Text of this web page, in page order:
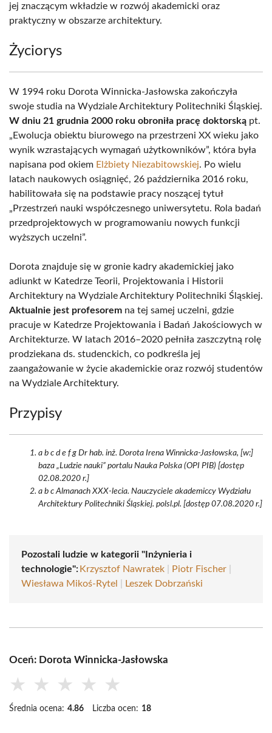
jej znaczącym wkładzie w rozwój akademicki oraz
praktyczny w obszarze architektury.
Życiorys
W 1994 roku Dorota Winnicka-Jasłowska zakończyła
swoje studia na Wydziale Architektury Politechniki Śląskiej.
W dniu 21 grudnia 2000 roku obroniła pracę doktorską pt.
„Ewolucja obiektu biurowego na przestrzeni XX wieku jako
wynik wzrastających wymagań użytkowników”, która była
napisana pod okiem Elżbiety Niezabitowskiej. Po wielu
latach naukowych osiągnięć, 26 października 2016 roku,
habilitowała się na podstawie pracy noszącej tytuł
„Przestrzeń nauki współczesnego uniwersytetu. Rola badań
przedprojektowych w programowaniu nowych funkcji
wyższych uczelni”.
Dorota znajduje się w gronie kadry akademickiej jako
adiunkt w Katedrze Teorii, Projektowania i Historii
Architektury na Wydziale Architektury Politechniki Śląskiej.
Aktualnie jest profesorem na tej samej uczelni, gdzie
pracuje w Katedrze Projektowania i Badań Jakościowych w
Architekturze. W latach 2016–2020 pełniła zaszczytną rolę
prodziekana ds. studenckich, co podkreśla jej
zaangażowanie w życie akademickie oraz rozwój studentów
na Wydziale Architektury.
Przypisy
a b c d e f g Dr hab. inż. Dorota Irena Winnicka-Jasłowska, [w:]
baza „Ludzie nauki” portalu Nauka Polska (OPI PIB) [dostęp
02.08.2020 r.]
a b c Almanach XXX-lecia. Nauczyciele akademiccy Wydziału
Architektury Politechniki Śląskiej. polsl.pl. [dostęp 07.08.2020 r.]
Pozostali ludzie w kategorii "Inżynieria i
technologie": Krzysztof Nawratek Piotr Fischer
Wiesława Mikoś-Rytel
Leszek Dobrzański
Oceń: Dorota Winnicka-Jasłowska
★ ★ ★ ★ ★
Średnia ocena: 4.86 Liczba ocen: 18